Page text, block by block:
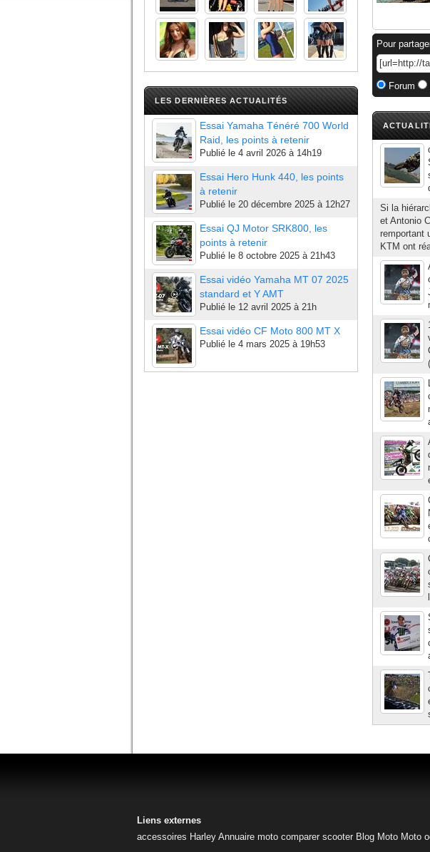
LES DERNIÈRES ACTUALITÉS
Essai Yamaha Ténéré 700 World
Raid, les points à retenir
Publié le 4 avril 2026 à 14h19
Essai Hero Hunk 440, les points
à retenir
Publié le 20 décembre 2025 à 12h27
Essai QJ Motor SRK800, les
points à retenir
Publié le 8 octobre 2025 à 21h43
Essai vidéo Yamaha MT 07 2025
standard et Y AMT
Publié le 12 avril 2025 à 21h
Essai vidéo CF Moto 800 MT X
Publié le 4 mars 2025 à 19h53
Pour
Forum
Si la
et Antonio
remportant
KTM ont
Liens externes
accessoires Harley Annuaire moto comparer scooter Blog Moto Moto